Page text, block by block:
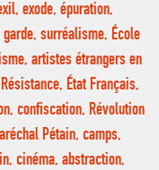
exode, épuration,
surréalisme, École
artistes étrangers en
État Français,
confiscation, Révolution
Pétain, camps,
cinéma, abstraction,